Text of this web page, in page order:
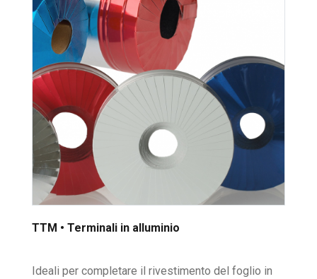
TTM • Terminali in alluminio
Ideali per completare il rivestimento del foglio in